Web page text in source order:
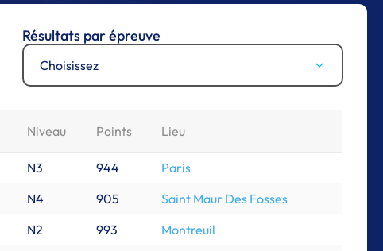
Résultats par épreuve
Choisissez
Niveau Points Lieu
N3 944
Paris
N4 905
Saint Maur Des Fosses
N2 993
Montreuil